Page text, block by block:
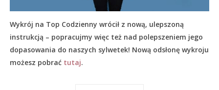
Wykrój na Top Codzienny wrócił z nową, ulepszoną
instrukcją – popracujmy więc też nad polepszeniem jego
dopasowania do naszych sylwetek! Nową odsłonę wykroju
możesz pobrać tutaj.